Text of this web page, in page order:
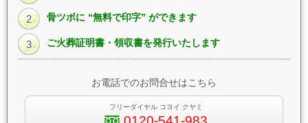
2 骨ツボに “無料で印字” ができます
3 ご火葬証明書・領収書を発行いたします
お電話でのお問合せはこちら
フリーダイヤル コヨイ クヤミ